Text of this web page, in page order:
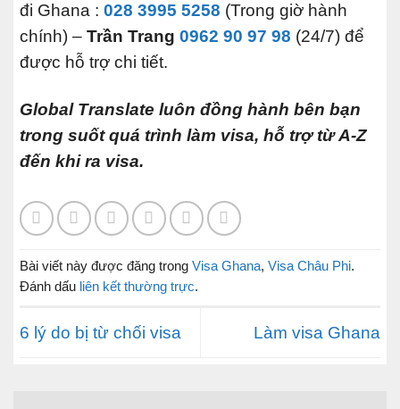
đi Ghana : 028 3995 5258 (Trong giờ hành
chính) – Trần Trang 0962 90 97 98 (24/7) để
được hỗ trợ chi tiết.
Global Translate luôn đồng hành bên bạn
trong suốt quá trình làm visa, hỗ trợ từ A-Z
đến khi ra visa.
Bài viết này được đăng trong Visa Ghana, Visa Châu Phi.
Đánh dấu liên kết thường trực.
6 lý do bị từ chối visa Làm visa Ghana